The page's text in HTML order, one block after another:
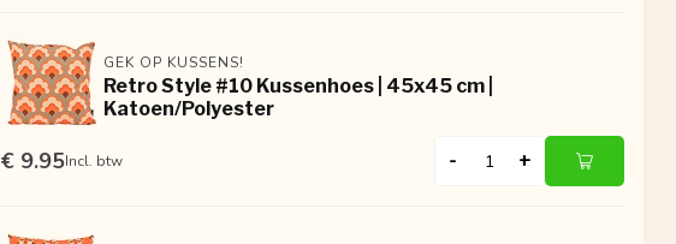
GEK OP KUSSENS!
Retro Style #10 Kussenhoes | 45x45 cm |
Katoen/Polyester
€ 9.95Incl. btw - +